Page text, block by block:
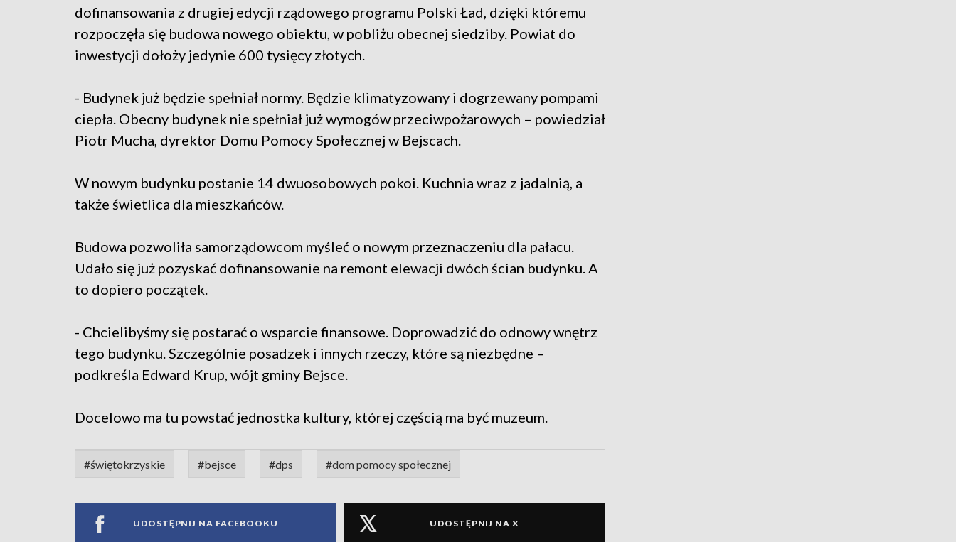
dofinansowania z drugiej edycji rządowego programu Polski Ład, dzięki któremu
rozpoczęła się budowa nowego obiektu, w pobliżu obecnej siedziby. Powiat do
inwestycji dołoży jedynie 600 tysięcy złotych.
- Budynek już będzie spełniał normy. Będzie klimatyzowany i dogrzewany pompami
ciepła. Obecny budynek nie spełniał już wymogów przeciwpożarowych – powiedział
Piotr Mucha, dyrektor Domu Pomocy Społecznej w Bejscach.
W nowym budynku postanie 14 dwuosobowych pokoi. Kuchnia wraz z jadalnią, a
także świetlica dla mieszkańców.
Budowa pozwoliła samorządowcom myśleć o nowym przeznaczeniu dla pałacu.
Udało się już pozyskać dofinansowanie na remont elewacji dwóch ścian budynku. A
to dopiero początek.
- Chcielibyśmy się postarać o wsparcie finansowe. Doprowadzić do odnowy wnętrz
tego budynku. Szczególnie posadzek i innych rzeczy, które są niezbędne –
podkreśla Edward Krup, wójt gminy Bejsce.
Docelowo ma tu powstać jednostka kultury, której częścią ma być muzeum.
#świętokrzyskie #bejsce #dps #dom pomocy społecznej
UDOSTĘPNIJ NA FACEBOOKU UDOSTĘPNIJ NA X